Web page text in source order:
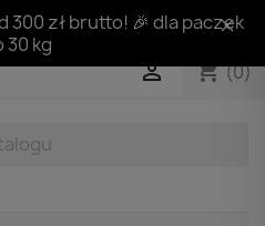
300 zł brutto! 🎉 dla paczek
30 kg
shopping_cart(0)
